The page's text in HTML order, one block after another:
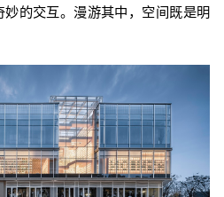
的交互。漫游其中，空间既是明